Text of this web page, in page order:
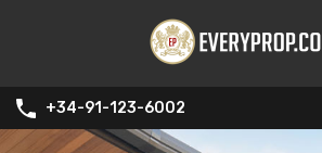
+34-91-123-6002